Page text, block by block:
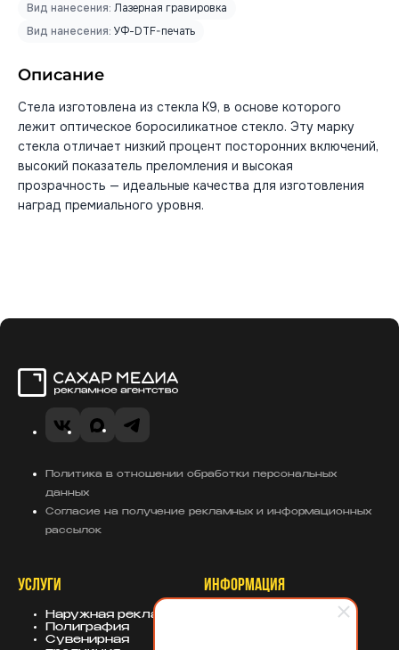
Вид нанесения: Лазерная гравировка
Вид нанесения: УФ-DTF-печать
Описание
Стела изготовлена из стекла К9, в основе которого
лежит оптическое боросиликатное стекло. Эту марку
стекла отличает низкий процент посторонних включений,
высокий показатель преломления и высокая
прозрачность — идеальные качества для изготовления
наград премиального уровня.
VK MAXTelegram
Политика в отношении обработки персональных
данных
Согласие на получение рекламных и информационных
рассылок
УСЛУГИ
Наружная реклама
Полиграфия
Сувенирная
ИНФОРМАЦИЯ